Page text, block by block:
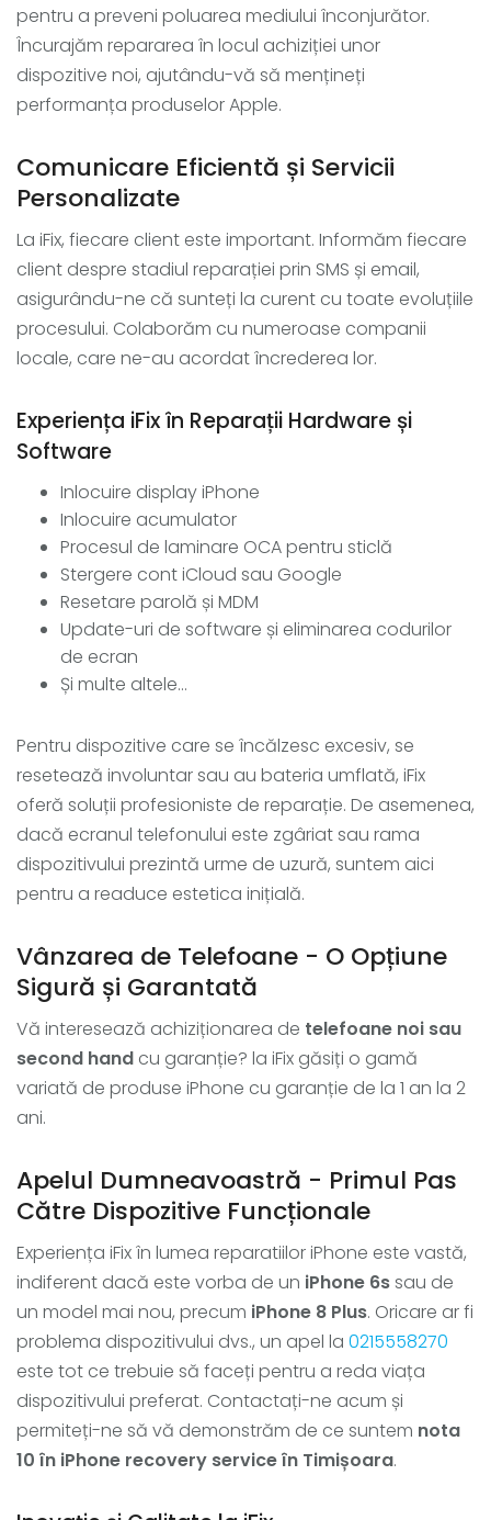
pentru a preveni poluarea mediului înconjurător.
Încurajăm repararea în locul achiziției unor
dispozitive noi, ajutându-vă să mențineți
performanța produselor Apple.
Comunicare Eficientă și Servicii
Personalizate
La iFix, fiecare client este important. Informăm fiecare
client despre stadiul reparației prin SMS și email,
asigurându-ne că sunteți la curent cu toate evoluțiile
procesului. Colaborăm cu numeroase companii
locale, care ne-au acordat încrederea lor.
Experiența iFix în Reparații Hardware și
Software
Inlocuire display iPhone
Inlocuire acumulator
Procesul de laminare OCA pentru sticlă
Stergere cont iCloud sau Google
Resetare parolă și MDM
Update-uri de software și eliminarea codurilor
de ecran
Și multe altele...
Pentru dispozitive care se încălzesc excesiv, se
resetează involuntar sau au bateria umflată, iFix
oferă soluții profesioniste de reparație. De asemenea,
dacă ecranul telefonului este zgâriat sau rama
dispozitivului prezintă urme de uzură, suntem aici
pentru a readuce estetica inițială.
Vânzarea de Telefoane - O Opțiune
Sigură și Garantată
Vă interesează achiziționarea de telefoane noi sau
second hand cu garanție? la iFix găsiți o gamă
variată de produse iPhone cu garanție de la 1 an la 2
ani.
Apelul Dumneavoastră - Primul Pas
Către Dispozitive Funcționale
Experiența iFix în lumea reparatiilor iPhone este vastă,
indiferent dacă este vorba de un iPhone 6ssau de
un model mai nou, precum iPhone 8 Plus. Oricare ar fi
problema dispozitivului dvs., un apel la 0215558270
este tot ce trebuie să faceți pentru a reda viața
dispozitivului preferat. Contactați-ne acum și
permiteți-ne să vă demonstrăm de ce suntem nota
10 în iPhone recovery service în Timișoara.